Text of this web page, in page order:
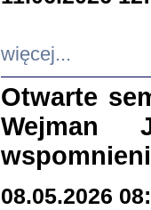
więcej...
Otwarte
Wejman
08.05.2026